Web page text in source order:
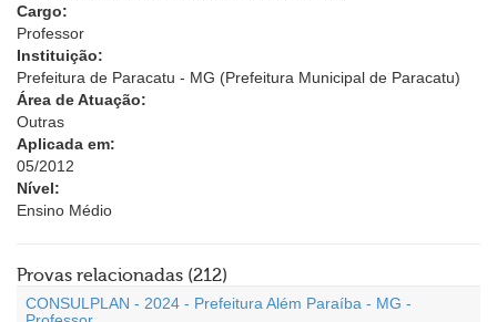
Cargo:
Professor
Instituição:
Prefeitura de Paracatu - MG (Prefeitura Municipal de Paracatu)
Área de Atuação:
Outras
Aplicada em:
05/2012
Nível:
Ensino Médio
Provas relacionadas (212)
CONSULPLAN - 2024 - Prefeitura Além Paraíba - MG -